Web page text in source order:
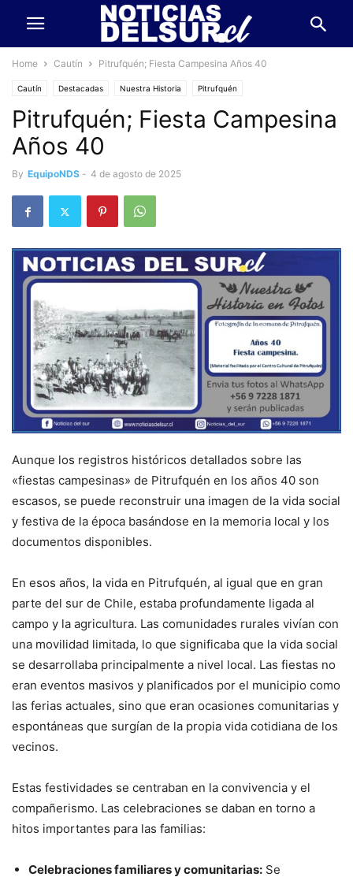
Home Cautín Pitrufquén; Fiesta Campesina Años 40
Cautín Destacadas Nuestra Historia Pitrufquén
Pitrufquén; Fiesta Campesina
Años 40
By EquipoNDS - 4 de agosto de 2025
Aunque los registros históricos detallados sobre las
«fiestas campesinas» de Pitrufquén en los años 40 son
escasos, se puede reconstruir una imagen de la vida social
y festiva de la época basándose en la memoria local y los
documentos disponibles.
En esos años, la vida en Pitrufquén, al igual que en gran
parte del sur de Chile, estaba profundamente ligada al
campo y la agricultura. Las comunidades rurales vivían con
una movilidad limitada, lo que significaba que la vida social
se desarrollaba principalmente a nivel local. Las fiestas no
eran eventos masivos y planificados por el municipio como
las ferias actuales, sino que eran ocasiones comunitarias y
espontáneas que surgían de la propia vida cotidiana de los
vecinos.
Estas festividades se centraban en la convivencia y el
compañerismo. Las celebraciones se daban en torno a
hitos importantes para las familias:
Celebraciones familiares y comunitarias: Se